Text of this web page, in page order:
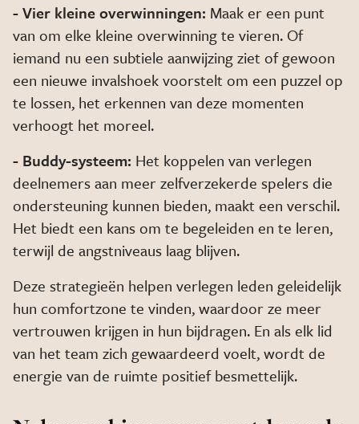
- Vier kleine overwinningen: Maak er een punt
van om elke kleine overwinning te vieren. Of
iemand nu een subtiele aanwijzing ziet of gewoon
een nieuwe invalshoek voorstelt om een puzzel op
te lossen, het erkennen van deze momenten
verhoogt het moreel.
- Buddy-systeem: Het koppelen van verlegen
deelnemers aan meer zelfverzekerde spelers die
ondersteuning kunnen bieden, maakt een verschil.
Het biedt een kans om te begeleiden en te leren,
terwijl de angstniveaus laag blijven.
Deze strategieën helpen verlegen leden geleidelijk
hun comfortzone te vinden, waardoor ze meer
vertrouwen krijgen in hun bijdragen. En als elk lid
van het team zich gewaardeerd voelt, wordt de
energie van de ruimte positief besmettelijk.